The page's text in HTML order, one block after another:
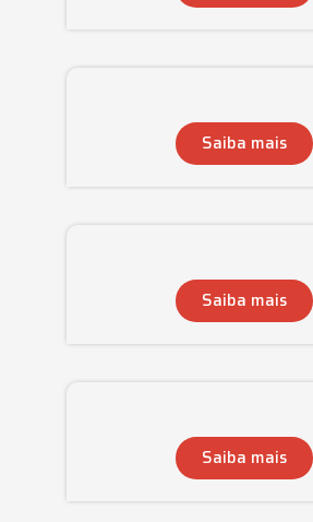
Saiba mais
Saiba mais
Saiba mais